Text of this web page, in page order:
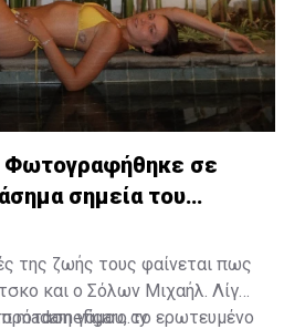
Φωτογραφήθηκε σε
σημεία του
της ζωής τους φαίνεται πως
και ο Σόλων Μιχαήλ. Λίγες
γάμου, το ερωτευμένο
madamefigaro.cy